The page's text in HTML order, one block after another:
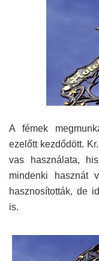
A fémek
ezelőtt kezdődött.
vas használata,
mindenki hasznát
hasznosították, de
is.